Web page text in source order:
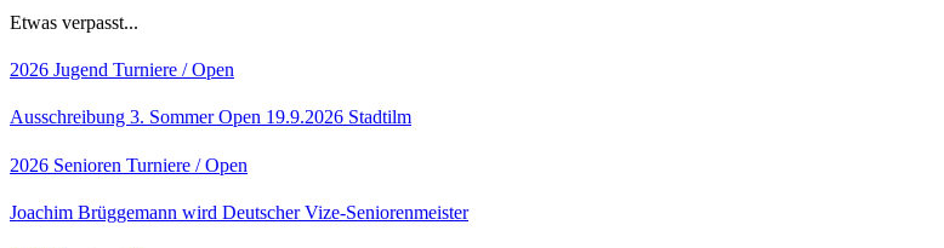
Etwas verpasst...
2026 Jugend Turniere / Open
Ausschreibung 3. Sommer Open 19.9.2026 Stadtilm
2026 Senioren Turniere / Open
Joachim Brüggemann wird Deutscher Vize-Seniorenmeister